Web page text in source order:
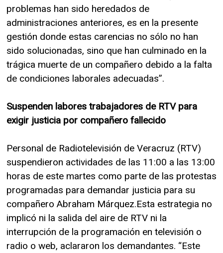
problemas han sido heredados de
administraciones anteriores, es en la presente
gestión donde estas carencias no sólo no han
sido solucionadas, sino que han culminado en la
trágica muerte de un compañero debido a la falta
de condiciones laborales adecuadas”.
Suspenden labores trabajadores de RTV para
exigir justicia por compañero fallecido
Personal de Radiotelevisión de Veracruz (RTV)
suspendieron actividades de las 11:00 a las 13:00
horas de este martes como parte de las protestas
programadas para demandar justicia para su
compañero Abraham Márquez.Esta estrategia no
implicó ni la salida del aire de RTV ni la
interrupción de la programación en televisión o
radio o web, aclararon los demandantes. “Este